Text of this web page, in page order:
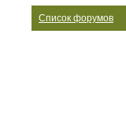
Список форумов